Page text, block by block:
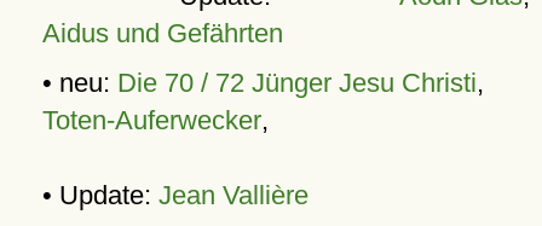
Aidus und Gefährten
• neu: Die 70 / 72 Jünger Jesu Christi,
Toten-Auferwecker,
• Update: Jean Vallière